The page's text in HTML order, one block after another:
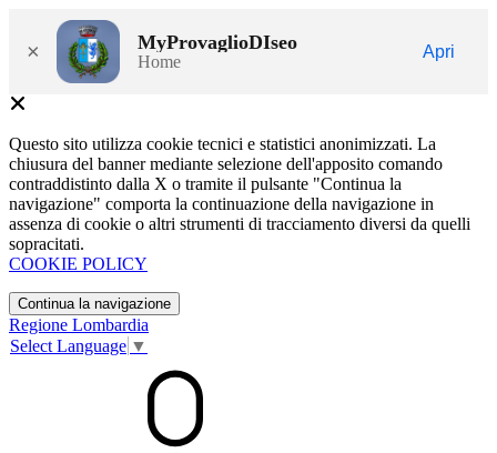
× MyProvaglioDIseo
Home
Apri
Questo sito utilizza cookie tecnici e statistici anonimizzati. La
chiusura del banner mediante selezione dell'apposito comando
contraddistinto dalla X o tramite il pulsante "Continua la
navigazione" comporta la continuazione della navigazione in
assenza di cookie o altri strumenti di tracciamento diversi da quelli
sopracitati.
COOKIE POLICY
Continua la navigazione
Regione Lombardia
Select Language ▼